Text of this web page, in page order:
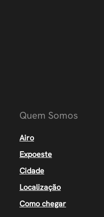
Quem Somos
Airo
Expoeste
Cidade
Localização
Como chegar